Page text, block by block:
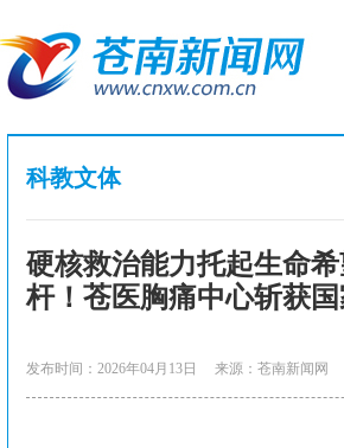
科教文体
硬核救治能力托起生命
杆！苍医胸痛中心斩获
发布时间：2026年04月13日 来源：苍南新闻网